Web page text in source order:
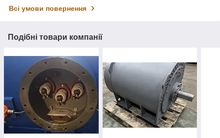
Всі умови повернення
Подібні товари компанії